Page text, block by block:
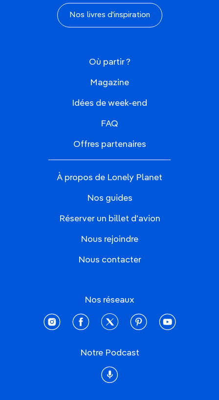
Nos livres d'inspiration
Où partir ?
Magazine
Idées de week-end
FAQ
Offres partenaires
À propos de Lonely Planet
Nos guides
Réserver un billet d'avion
Nous rejoindre
Nous contacter
Nos réseaux
instagramfacebooktwitter pinterestyoutube
Notre Podcast
Podcast